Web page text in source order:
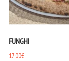
FUNGHI
17,00€